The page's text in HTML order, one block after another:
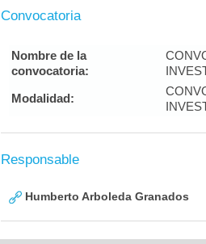
Convocatoria
Nombre de la
convocatoria:
Modalidad:
Responsable
Humberto Arboleda Granados